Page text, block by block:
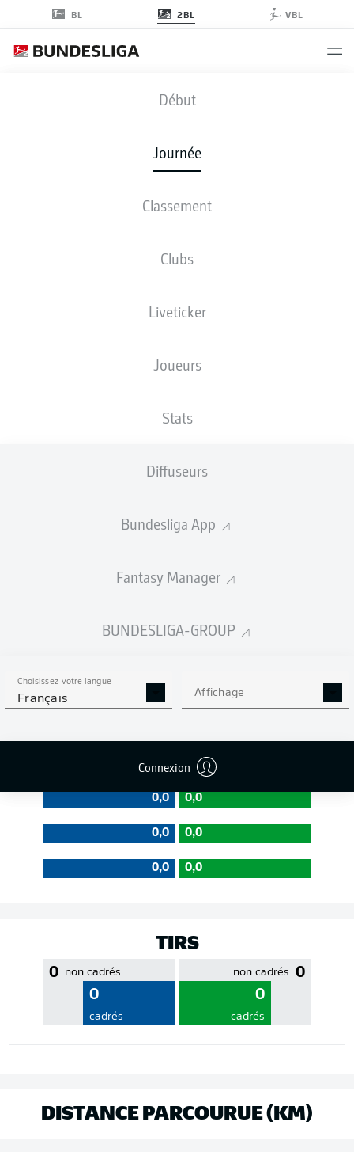
BL 2BL VBL
Début
Journée
Classement
Clubs
Liveticker
Joueurs
Stats
Diffuseurs
Bundesliga App
Fantasy Manager
BUNDESLIGA-GROUP
Choisissez votre langue
Français Affichage
Connexion
KSV - SGF
COMPOSITIONS STATISTIQUES
0
0 % Précision 0 %
EFFICACITÉ DES PASSES
0,0 0,0
0,0 0,0
0,0 0,0
TIRS
0 non cadrés
0
cadrés
0
non cadrés
0
cadrés
DISTANCE PARCOURUE (KM)